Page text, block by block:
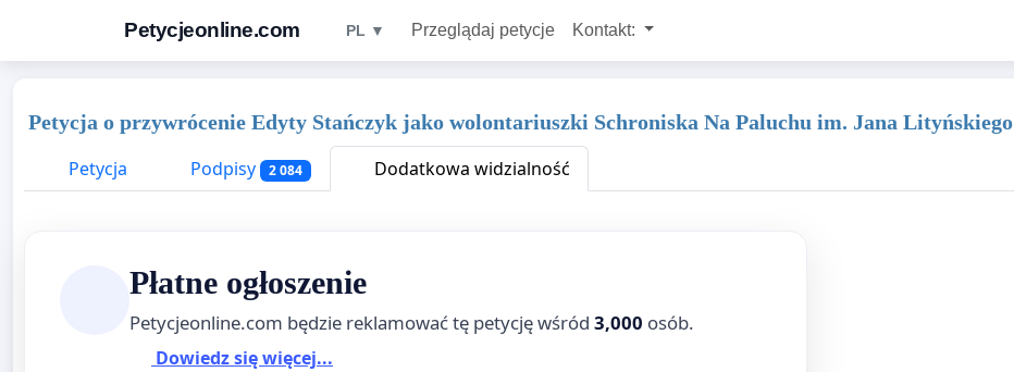
Petycjeonline.com PL ▼ Przeglądaj petycje Kontakt:
Petycja o przywrócenie Edyty Stańczyk jako wolontariuszki Schroniska Na Paluchu im. Jana Lityńskiego
Petycja
Podpisy 2 084 Dodatkowa widzialność
Płatne ogłoszenie
Petycjeonline.com będzie reklamować tę petycję wśród 3,000 osób.
Dowiedz się więcej...